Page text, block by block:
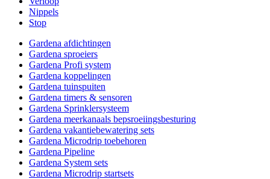
Nippels
Stop
Gardena afdichtingen
Gardena sproeiers
Gardena Profi system
Gardena koppelingen
Gardena tuinspuiten
Gardena timers & sensoren
Gardena Sprinklersysteem
Gardena meerkanaals bepsroeiingsbesturing
Gardena vakantiebewatering sets
Gardena Microdrip toebehoren
Gardena Pipeline
Gardena System sets
Gardena Microdrip startsets